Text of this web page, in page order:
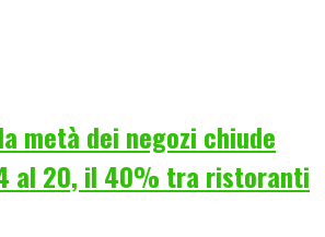
metà dei negozi chiude
al 20, il 40% tra ristoranti